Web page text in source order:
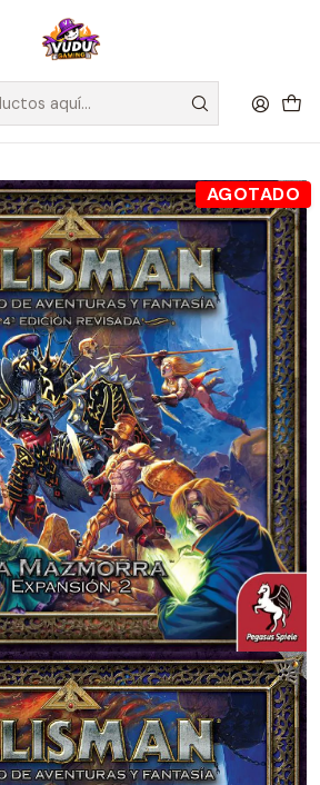
Envío GRATIS a Regiones sobre
Mesa Editorial MasQueOca
Revisada Expansion La Mazmorra -
AGOTADO